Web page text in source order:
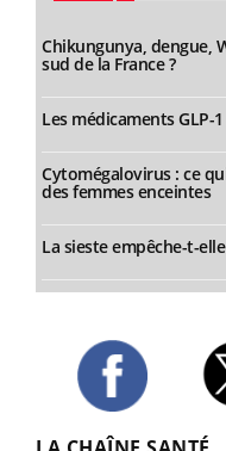
Chikungunya, dengue,
sud de la France ?
Les médicaments GLP-
Cytomégalovirus : ce
des femmes enceintes
La sieste empêche-t-